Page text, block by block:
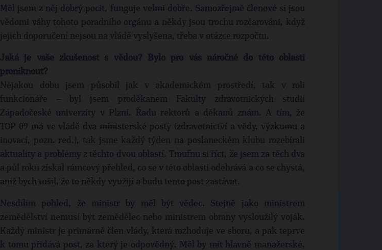
Měl jsem z něj dobrý pocit, funguje velmi dobře. Samozřejmě členové si jsou
vědomi váhy tohoto poradního orgánu a někdy jsou trochu rozčarováni, když
jejich doporučení nejsou na vládě vyslyšena, třeba v otázce rozpočtu.
Jaká je vaše zkušenost s vědou? Bylo pro vás náročné do této oblasti
proniknout?
Nějakou dobu jsem působil jak v akademickém prostředí, tak v roli
funkcionáře – byl jsem proděkanem Fakulty zdravotnických studií
Západočeské univerzity v Plzni. Řadu rektorů a děkanů znám. A tím, že
TOP 09 má ve vládě dva ministerské posty (zdravotnictví a vědy, výzkumu a
inovací, pozn. red.), tak jsme každý týden na poslaneckém klubu rozebírali
aktuality a problémy z těchto dvou oblastí. Troufnu si říct, že jsem za těch dva
a půl roku získal rámcový přehled, co se v této oblasti odehrává a co se chystá,
aniž bych tušil, že to někdy využiji a budu tento post zastávat.
Nesdílím pohled, že ministr by měl být vědec. Stejně jako ministrem
zemědělství nemusí být zemědělec nebo ministrem obrany vysloužilý voják.
Každý ministr je primárně člen vlády, která rozhoduje ve sboru, a pak teprve
k tomu přidává post, za který je odpovědný. Měl by mít hlavně manažerské,